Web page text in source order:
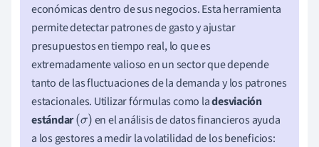
económicas dentro de sus negocios. Esta herramienta
permite detectar patrones de gasto y ajustar
presupuestos en tiempo real, lo que es
extremadamente valioso en un sector que depende
tanto de las fluctuaciones de la demanda y los patrones
estacionales. Utilizar fórmulas como ladesviación
estándar(σ) en el análisis de datos financieros ayuda
a los gestores a medir la volatilidad de los beneficios: